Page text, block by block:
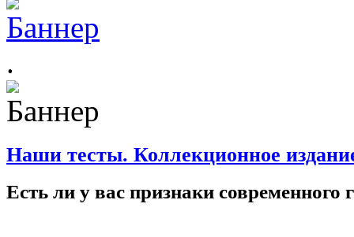
.
Наши тесты. Коллекционное
Есть ли у вас признаки современного